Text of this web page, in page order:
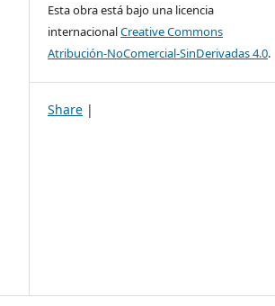
Esta obra está bajo una licencia
internacionalCreative Commons
Atribución-NoComercial-SinDerivadas 4.0.
Share |